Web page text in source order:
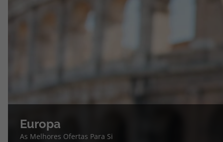
Europa
As Melhores Ofertas Para Si